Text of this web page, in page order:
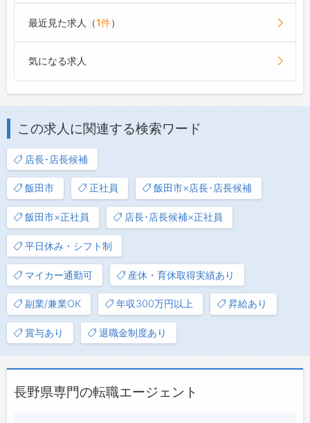
最近見た求人（1件）
気になる求人
この求人に関連する検索ワード
店長･店長候補
飯田市 正社員 飯田市×店長･店長候補
飯田市×正社員 店長･店長候補×正社員
平日休み・シフト制
マイカー通勤可 産休・育休取得実績あり
副業/兼業OK 年収300万円以上 昇給あり
賞与あり 退職金制度あり
長野県専門の転職エージェント